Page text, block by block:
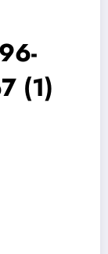
(1)